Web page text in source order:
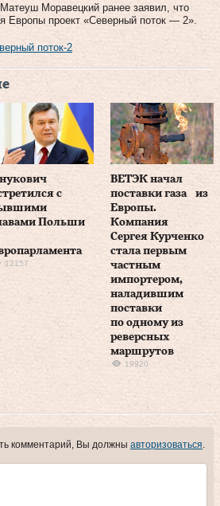
Моравецкий ранее заявил, что
Европы проект «Северный поток — 2».
поток-2
с
Польши
12157
ВЕТЭК начал
поставки газа из
Европы.
Компания
Сергея Курченко
стала первым
частным
импортером,
наладившим
поставки
по одному из
реверсных
маршрутов
19920
комментарий, Вы должны авторизоваться.